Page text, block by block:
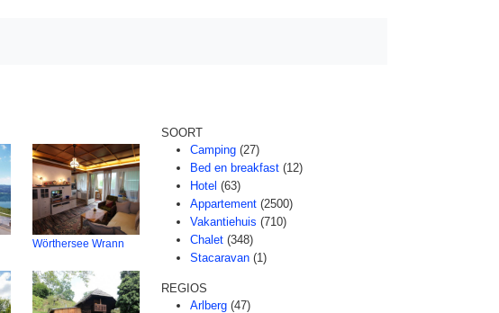
Wörthersee Wrann
SOORT
Camping (27)
Bed en breakfast (12)
Hotel (63)
Appartement (2500)
Vakantiehuis (710)
Chalet (348)
Stacaravan (1)
REGIOS
Arlberg (47)